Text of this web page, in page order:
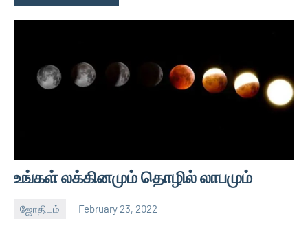
உங்கள் லக்கினமும் தொழில் லாபமும்
ஜோதிடம் February 23, 2022
Auser
No